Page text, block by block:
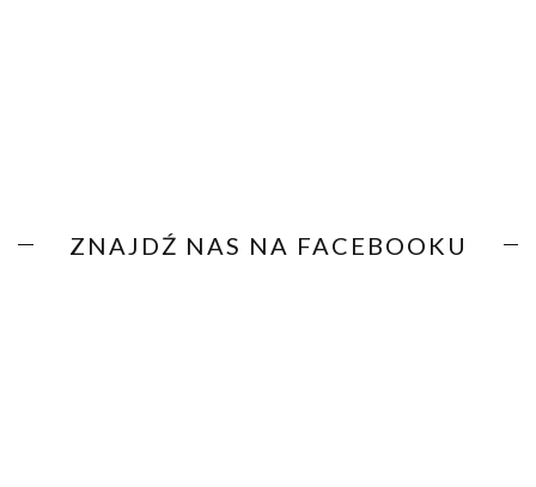
ZNAJDŹ NAS NA FACEBOOKU